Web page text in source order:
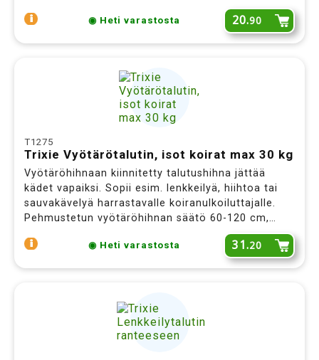
cm, sopii pienten ja keskikoisten koirien
◉ Heti varastosta 20.90
T1275
Trixie Vyötärötalutin, isot koirat max 30 kg
Vyötäröhihnaan kiinnitetty talutushihna jättää
kädet vapaiksi. Sopii esim. lenkkeilyä, hiihtoa tai
sauvakävelyä harrastavalle koiranulkoiluttajalle.
Pehmustetun vyötäröhihnan säätö 60-120 cm,
◉ Heti varastosta 31.20